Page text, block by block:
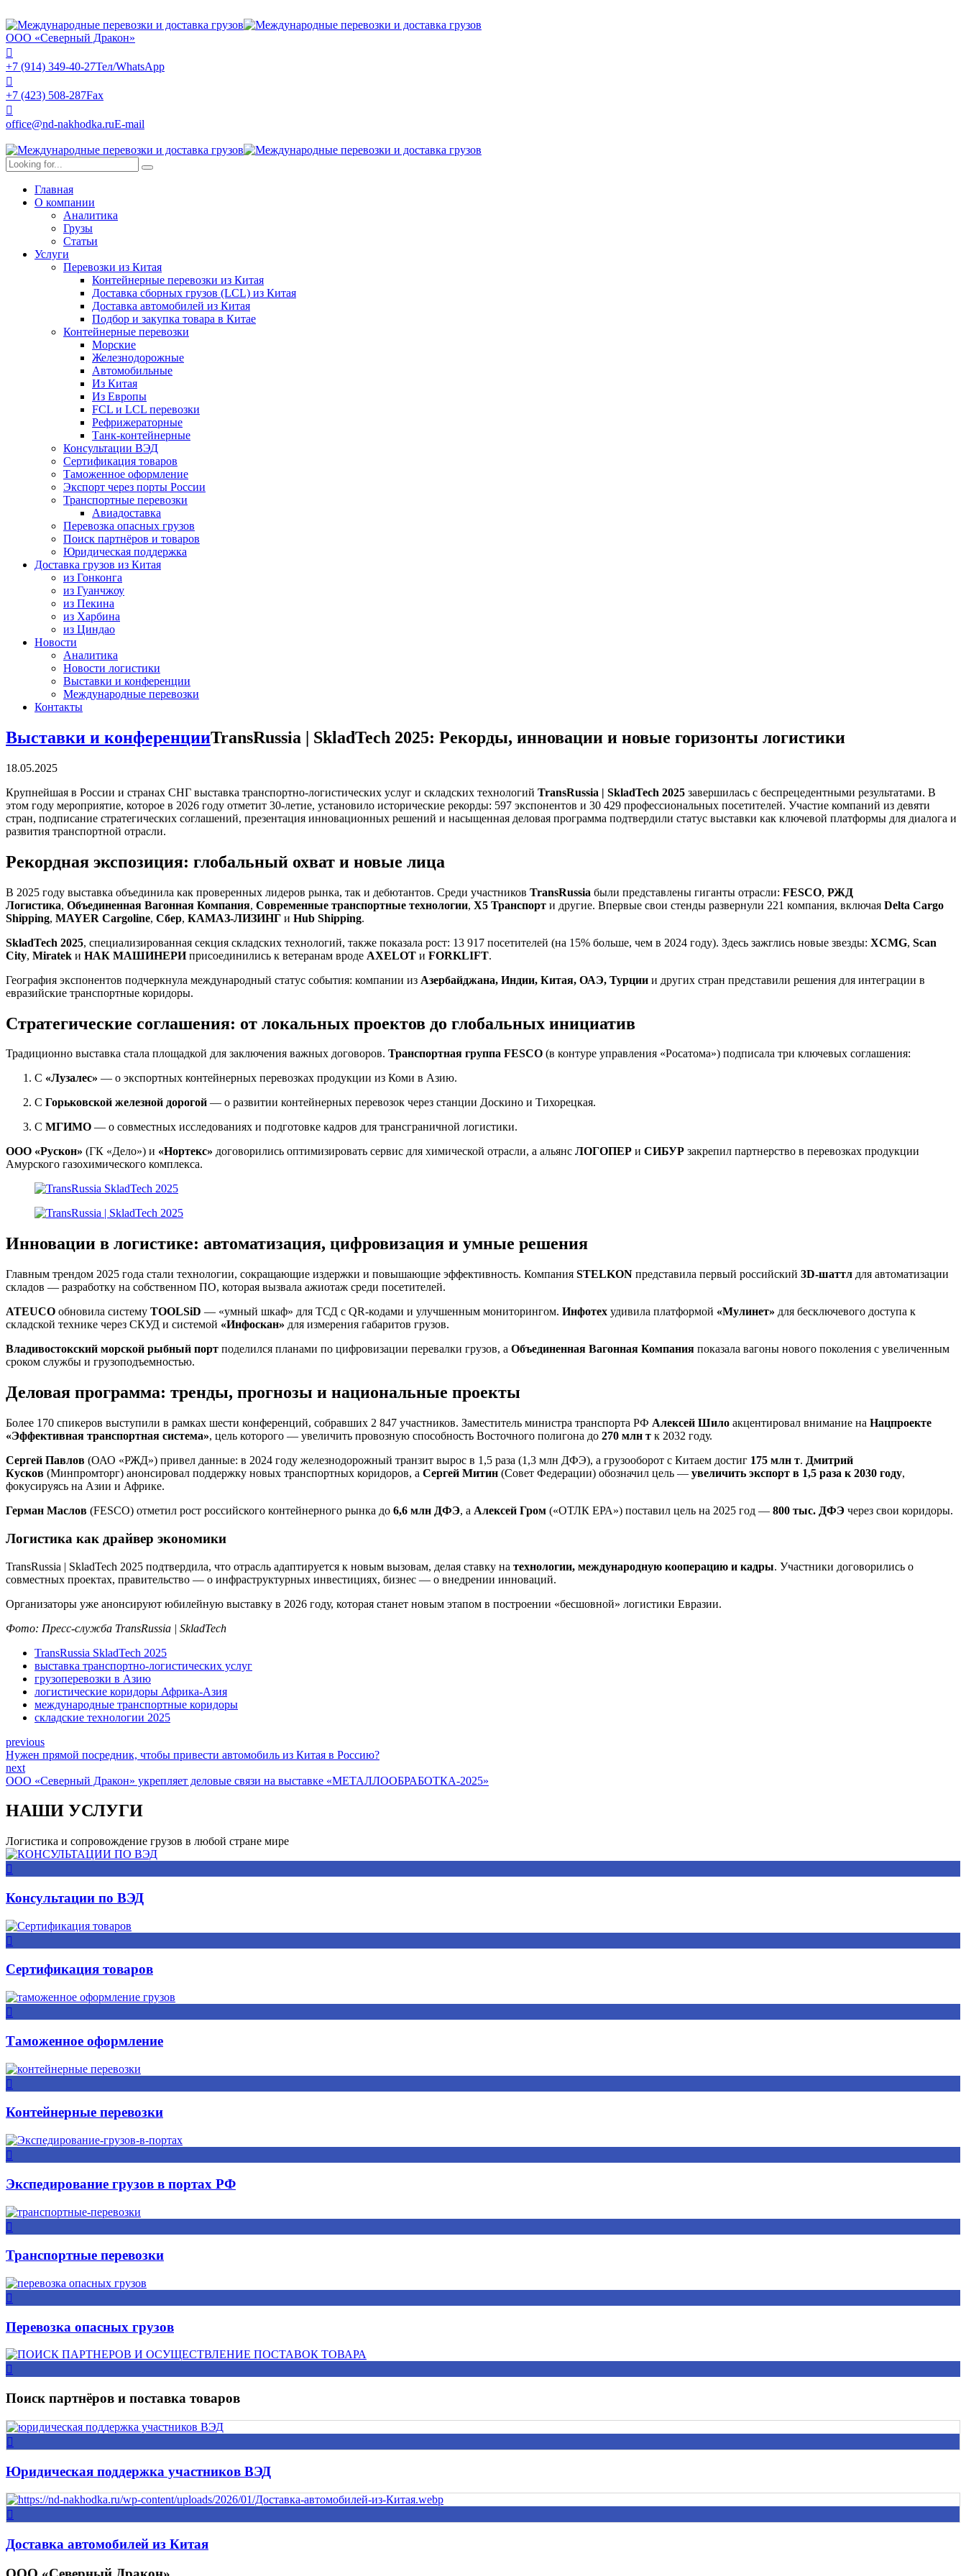
ООО «Северный Дракон»
+7 (914) 349-40-27Тел/WhatsApp
+7 (423) 508-287Fax
office@nd-nakhodka.ruE-mail
Главная
О компании
Аналитика
Грузы
Статьи
Услуги
Перевозки из Китая
Контейнерные перевозки из Китая
Доставка сборных грузов (LCL) из Китая
Доставка автомобилей из Китая
Подбор и закупка товара в Китае
Контейнерные перевозки
Морские
Железнодорожные
Автомобильные
Из Китая
Из Европы
FCL и LCL перевозки
Рефрижераторные
Танк-контейнерные
Консультации ВЭД
Сертификация товаров
Таможенное оформление
Экспорт через порты России
Транспортные перевозки
Авиадоставка
Перевозка опасных грузов
Поиск партнёров и товаров
Юридическая поддержка
Доставка грузов из Китая
из Гонконга
из Гуанчжоу
из Пекина
из Харбина
из Циндао
Новости
Аналитика
Новости логистики
Выставки и конференции
Международные перевозки
Контакты
Выставки и конференцииTransRussia | SkladTech 2025: Рекорды, инновации и новые горизонты логистики
18.05.2025
Крупнейшая в России и странах СНГ выставка транспортно-логистических услуг и складских технологий TransRussia | SkladTech 2025 завершилась с беспрецедентными результатами. В
этом году мероприятие, которое в 2026 году отметит 30-летие, установило исторические рекорды: 597 экспонентов и 30 429 профессиональных посетителей. Участие компаний из девяти
стран, подписание стратегических соглашений, презентация инновационных решений и насыщенная деловая программа подтвердили статус выставки как ключевой платформы для диалога и
развития транспортной отрасли.
Рекордная экспозиция: глобальный охват и новые лица
В 2025 году выставка объединила как проверенных лидеров рынка, так и дебютантов. Среди участников TransRussia были представлены гиганты отрасли: FESCO, РЖД
Логистика, Объединенная Вагонная Компания, Современные транспортные технологии, X5 Транспорт и другие. Впервые свои стенды развернули 221 компания, включая Delta Cargo
Shipping, MAYER Cargoline, Сбер, КАМАЗ-ЛИЗИНГ и Hub Shipping.
SkladTech 2025, специализированная секция складских технологий, также показала рост: 13 917 посетителей (на 15% больше, чем в 2024 году). Здесь зажглись новые звезды: XCMG, Scan
City, Miratek и НАК МАШИНЕРИприсоединились к ветеранам вроде AXELOT и FORKLIFT.
География экспонентов подчеркнула международный статус события: компании из Азербайджана, Индии, Китая, ОАЭ, Турции и других стран представили решения для интеграции в
евразийские транспортные коридоры.
Стратегические соглашения: от локальных проектов до глобальных инициатив
Традиционно выставка стала площадкой для заключения важных договоров. Транспортная группа FESCO (в контуре управления «Росатома») подписала три ключевых соглашения:
С «Лузалес» — о экспортных контейнерных перевозках продукции из Коми в Азию.
С Горьковской железной дорогой — о развитии контейнерных перевозок через станции Доскино и Тихорецкая.
С МГИМО — о совместных исследованиях и подготовке кадров для трансграничной логистики.
ООО «Рускон» (ГК «Дело») и «Нортекс» договорились оптимизировать сервис для химической отрасли, а альянс ЛОГОПЕР и СИБУР закрепил партнерство в перевозках продукции
Амурского газохимического комплекса.
Инновации в логистике: автоматизация, цифровизация и умные решения
Главным трендом 2025 года стали технологии, сокращающие издержки и повышающие эффективность. Компания STELKON представила первый российский 3D-шаттл для автоматизации
складов — разработку на собственном ПО, которая вызвала ажиотаж среди посетителей.
ATEUCO обновила систему TOOLSiD — «умный шкаф» для ТСД с QR-кодами и улучшенным мониторингом. Инфотех удивила платформой «Мулинет» для бесключевого доступа к
складской технике через СКУД и системой «Инфоскан» для измерения габаритов грузов.
Владивостокский морской рыбный порт поделился планами по цифровизации перевалки грузов, а Объединенная Вагонная Компания показала вагоны нового поколения с увеличенным
сроком службы и грузоподъемностью.
Деловая программа: тренды, прогнозы и национальные проекты
Более 170 спикеров выступили в рамках шести конференций, собравших 2 847 участников. Заместитель министра транспорта РФ Алексей Шило акцентировал внимание на Нацпроекте
«Эффективная транспортная система», цель которого — увеличить провозную способность Восточного полигона до 270 млн т к 2032 году.
Сергей Павлов (ОАО «РЖД») привел данные: в 2024 году железнодорожный транзит вырос в 1,5 раза (1,3 млн ДФЭ), а грузооборот с Китаем достиг 175 млн т. Дмитрий
Кусков (Минпромторг) анонсировал поддержку новых транспортных коридоров, а Сергей Митин (Совет Федерации) обозначил цель — увеличить экспорт в 1,5 раза к 2030 году,
фокусируясь на Азии и Африке.
Герман Маслов (FESCO) отметил рост российского контейнерного рынка до 6,6 млн ДФЭ, а Алексей Гром («ОТЛК ЕРА») поставил цель на 2025 год — 800 тыс. ДФЭ через свои коридоры.
Логистика как драйвер экономики
TransRussia | SkladTech 2025 подтвердила, что отрасль адаптируется к новым вызовам, делая ставку на технологии, международную кооперацию и кадры. Участники договорились о
совместных проектах, правительство — о инфраструктурных инвестициях, бизнес — о внедрении инноваций.
Организаторы уже анонсируют юбилейную выставку в 2026 году, которая станет новым этапом в построении «бесшовной» логистики Евразии.
Фото: Пресс-служба TransRussia | SkladTech
TransRussia SkladTech 2025
выставка транспортно-логистических услуг
грузоперевозки в Азию
логистические коридоры Африка-Азия
международные транспортные коридоры
складские технологии 2025
previous
Нужен прямой посредник, чтобы привести автомобиль из Китая в Россию?
next
ООО «Северный Дракон» укрепляет деловые связи на выставке «МЕТАЛЛООБРАБОТКА-2025»
НАШИ УСЛУГИ
Логистика и сопровождение грузов в любой стране мире
Консультации по ВЭД
Сертификация товаров
Таможенное оформление
Контейнерные перевозки
Экспедирование грузов в портах РФ
Транспортные перевозки
Перевозка опасных грузов
Поиск партнёров и поставка товаров
Юридическая поддержка участников ВЭД
Доставка автомобилей из Китая